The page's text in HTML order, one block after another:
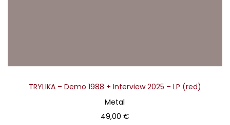
TRYLIKA – Demo 1988 + Interview 2025 – LP (red)
Metal
49,00 €